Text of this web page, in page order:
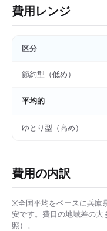
費用レンジ
区分
節約型（低め）
平均的
ゆとり型（高め）
費用の内訳
※全国平均をベースに兵庫
安です。費目の地域差の
照）。